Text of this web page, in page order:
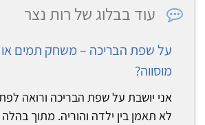
עוד בבלוג של רות נצר
על שפת הבריכה – משחק תמים או
מוסווה?
אני יושבת על שפת הבריכה ורואה
לא תאמן בין ילדה והוריה. מתוך